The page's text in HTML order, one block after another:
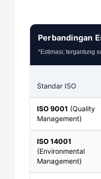
Perbandingan
*Estimasi; tergantung
Standar ISO
ISO 9001 (Quality
Management)
ISO 14001
(Environmental
Management)